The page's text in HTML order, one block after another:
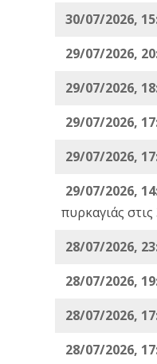
30/07/2026,
29/07/2026,
29/07/2026,
29/07/2026,
29/07/2026,
29/07/2026,
πυρκαγιάς
28/07/2026,
28/07/2026,
28/07/2026,
28/07/2026,